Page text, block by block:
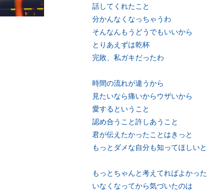
話してくれたこと
分かんなくなっちゃうわ
そんなんもうどうでもいいから
とりあえずは乾杯
完敗、私ガキだったわ
時間の流れが違うから
見たいなら痛いからウザいから
愛するということ
認め合うこと許しあうこと
君が伝えたかったことはきっと
もっとダメな自分も知ってほしい
もっとちゃんと考えてればよかった
いなくなってから気づいたのは